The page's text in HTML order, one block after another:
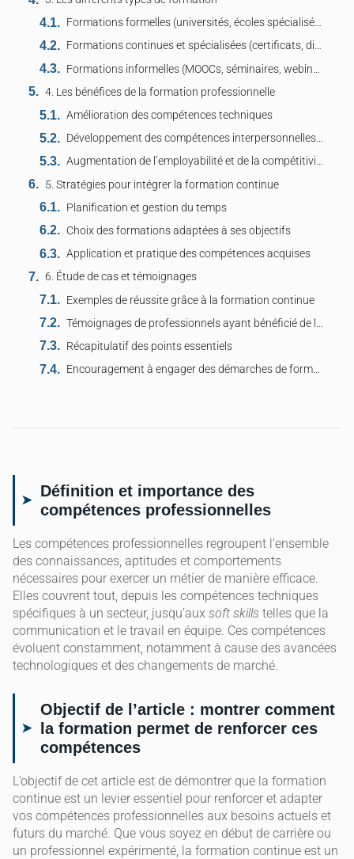
Formations formelles (universités, écoles spécialisées)
Formations continues et spécialisées (certificats, diplômes d’études supérieures)
Formations informelles (MOOCs, séminaires, webinaires)
4. Les bénéfices de la formation professionnelle
Amélioration des compétences techniques
Développement des compétences interpersonnelles et soft skills
Augmentation de l’employabilité et de la compétitivité sur le marché de travail
5. Stratégies pour intégrer la formation continue
Planification et gestion du temps
Choix des formations adaptées à ses objectifs
Application et pratique des compétences acquises
6. Étude de cas et témoignages
Exemples de réussite grâce à la formation continue
Témoignages de professionnels ayant bénéficié de la formation
Récapitulatif des points essentiels
Encouragement à engager des démarches de formation pour un développement continu
Définition et importance des
compétences professionnelles
Les compétences professionnelles regroupent l’ensemble
des connaissances, aptitudes et comportements
nécessaires pour exercer un métier de manière efficace.
Elles couvrent tout, depuis les compétences techniques
spécifiques à un secteur, jusqu’aux soft skills telles que la
communication et le travail en équipe. Ces compétences
évoluent constamment, notamment à cause des avancées
technologiques et des changements de marché.
Objectif de l’article : montrer comment
la formation permet de renforcer ces
compétences
L’objectif de cet article est de démontrer que la formation
continue est un levier essentiel pour renforcer et adapter
vos compétences professionnelles aux besoins actuels et
futurs du marché. Que vous soyez en début de carrière ou
un professionnel expérimenté, la formation continue est un